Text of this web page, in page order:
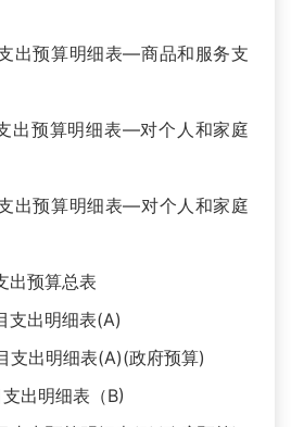
出预算明细表—商品和服务支
出预算明细表—对个人和家庭
出预算明细表—对个人和家庭
出预算总表
支出明细表(A)
支出明细表(A)(政府预算)
出明细表（B)